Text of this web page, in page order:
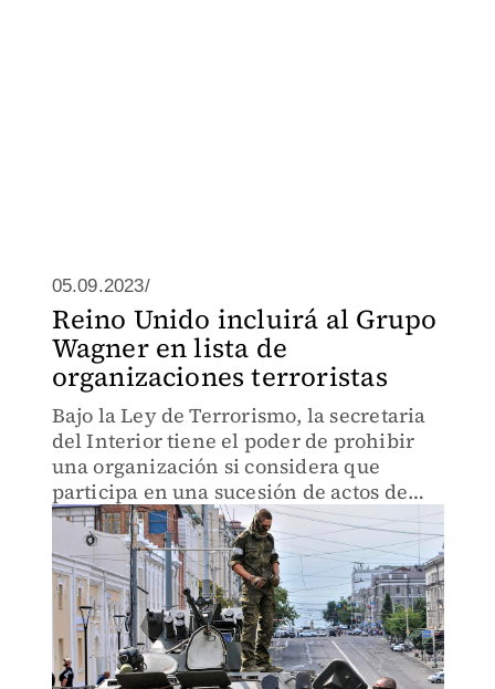
05.09.2023/
Reino Unido incluirá al Grupo
Wagner en lista de
organizaciones terroristas
Bajo la Ley de Terrorismo, la secretaria
del Interior tiene el poder de prohibir
una organización si considera que
participa en una sucesión de actos de
violencia ejecutados para infundir
terror.